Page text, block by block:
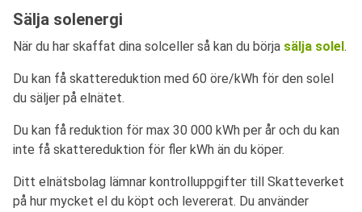
Sälja solenergi
När du har skaffat dina solceller så kan du börja sälja solel .
Du kan få skattereduktion med 60 öre/kWh för den solel
du säljer på elnätet.
Du kan få reduktion för max 30 000 kWh per år och du kan
inte få skattereduktion för fler kWh än du köper.
Ditt elnätsbolag lämnar kontrolluppgifter till Skatteverket
på hur mycket el du köpt och levererat. Du använder